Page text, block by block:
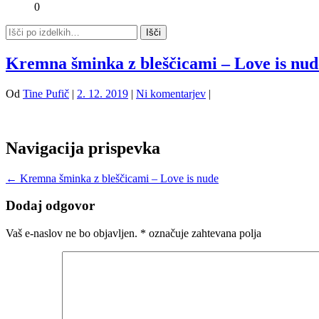
0
Kremna šminka z bleščicami – Love is
Od Tine Pufič | 2. 12. 2019 | Ni komentarjev |
Navigacija prispevka
← Kremna šminka z bleščicami – Love is nude
Dodaj odgovor
Vaš e-naslov ne bo objavljen. * označuje zahtevana polja